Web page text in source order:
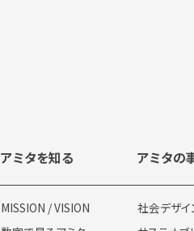
アミタを知る
MISSION / VISION
アミタの
社会デザ